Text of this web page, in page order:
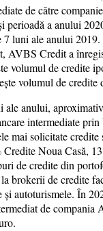
de către
perioadă a anului
luni ale anului 2019.
AVBS Credit a
volumul de credite
volumul de credite
anului,
intermediate
mai solicitate credite
Credite Noua Casă,
de credite din
la brokerii de credite
și autoturismele. În
de compania